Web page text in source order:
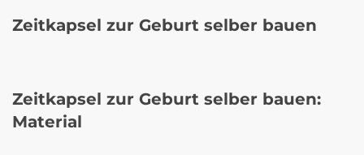
Zeitkapsel zur Geburt selber bauen
Zeitkapsel zur Geburt selber bauen:
Material